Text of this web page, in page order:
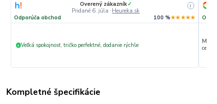
Overený zákazník✓
Pridané 6. júla · Heureka.sk
i
Odporúča obchod 100 %★★★★★
+ Veľká spokojnosť, tričko perfektné, dodanie rýchle
Max.
ceny
Kompletné špecifikácie